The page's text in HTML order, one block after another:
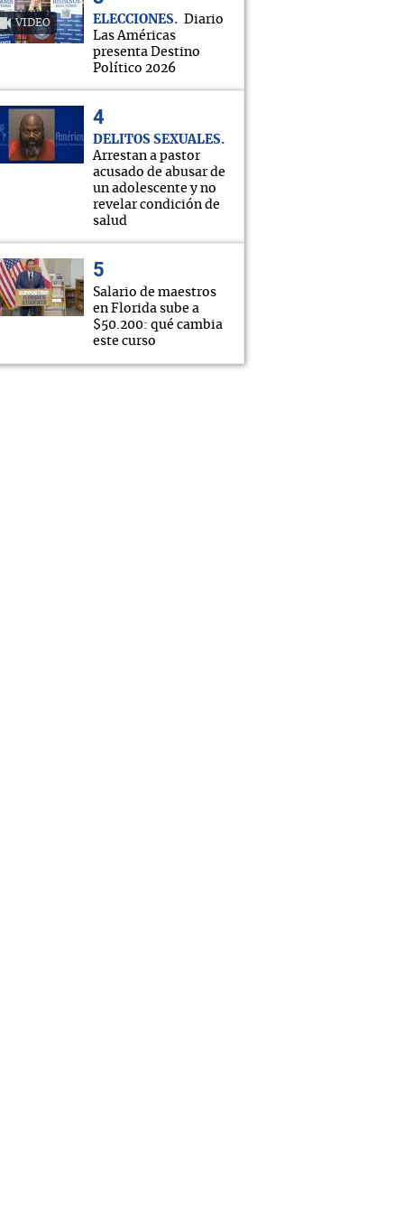
VIDEO ELECCIONES
Diario
Las Américas
presenta Destino
Político 2026
DELITOS SEXUALES
Arrestan a pastor
acusado de abusar de
un adolescente y no
revelar condición de
salud
Salario de maestros
en Florida sube a
$50.200: qué cambia
este curso